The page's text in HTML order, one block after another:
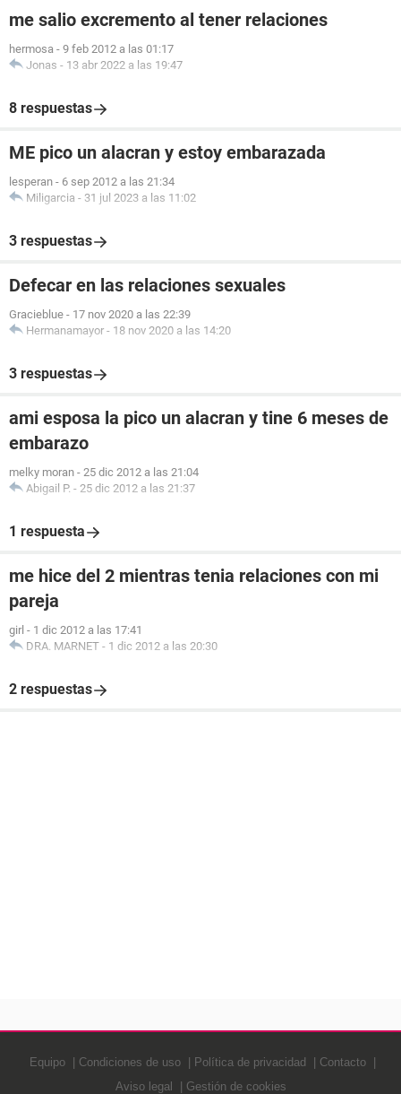
me salio excremento al tener relaciones
hermosa - 9 feb 2012 a las 01:17
Jonas - 13 abr 2022 a las 19:47
8 respuestas
ME pico un alacran y estoy embarazada
lesperan - 6 sep 2012 a las 21:34
Miligarcia - 31 jul 2023 a las 11:02
3 respuestas
Defecar en las relaciones sexuales
Gracieblue - 17 nov 2020 a las 22:39
Hermanamayor - 18 nov 2020 a las 14:20
3 respuestas
ami esposa la pico un alacran y tine 6 meses de
embarazo
melky moran - 25 dic 2012 a las 21:04
Abigail P. - 25 dic 2012 a las 21:37
1 respuesta
me hice del 2 mientras tenia relaciones con mi
pareja
girl - 1 dic 2012 a las 17:41
DRA. MARNET - 1 dic 2012 a las 20:30
2 respuestas
Equipo Condiciones de uso Política de privacidad
Contacto
Aviso legal
Gestión de cookies